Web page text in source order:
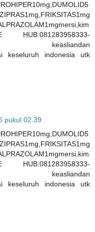
HUB:081283958333-
keasliandan
keseluruh indonesia utk
pukul 02.39
HUB:081283958333-
keasliandan
keseluruh indonesia utk